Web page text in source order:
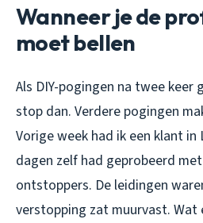
Wanneer je de
moet bellen
Als DIY-pogingen na twee keer
stop dan. Verdere pogingen
Vorige week had ik een klant
dagen zelf had geprobeerd
ontstoppers. De leidingen
verstopping zat muurvast. Wat